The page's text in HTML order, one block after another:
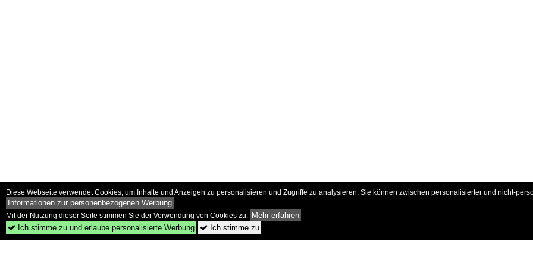
Diese Webseite verwendet Cookies, um Inhalte und Anzeigen zu personalisieren und Zugriffe zu analysieren. Sie können zwischen personalisierter und nicht-
Informationen zur personenbezogenen Werbung
Mit der Nutzung dieser Seite stimmen Sie der Verwendung von Cookies zu. Mehr erfahren
 Ich stimme zu und erlaube personalisierte Werbung  Ich stimme zu